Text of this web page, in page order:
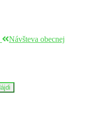
Návšteva obecnej